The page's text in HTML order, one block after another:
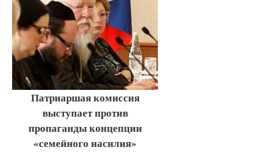
Патриаршая комиссия
выступает против
пропаганды концепции
«семейного насилия»